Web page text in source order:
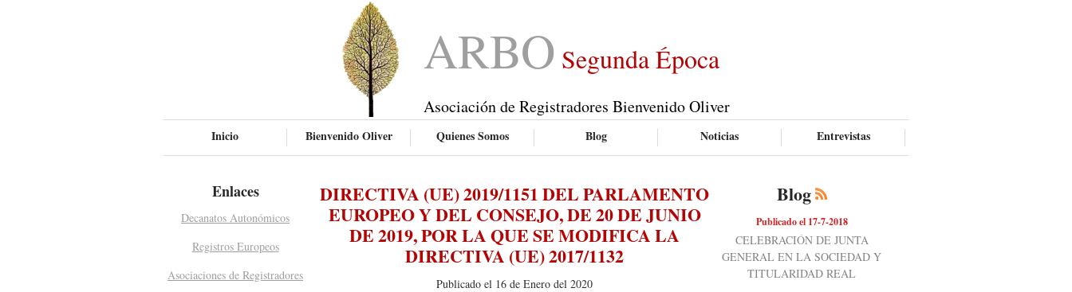
ARBO Segunda Época
Asociación de Registradores Bienvenido Oliver
Inicio Bienvenido Oliver Quienes Somos Blog Noticias Entrevistas
Enlaces
Decanatos Autonómicos
Registros Europeos
Asociaciones de Registradores
DIRECTIVA (UE) 2019/1151 DEL PARLAMENTO
EUROPEO Y DEL CONSEJO, DE 20 DE JUNIO
DE 2019, POR LA QUE SE MODIFICA LA
DIRECTIVA (UE) 2017/1132
Publicado el 16 de Enero del 2020
Blog
Publicado el 17-7-2018
CELEBRACIÓN DE JUNTA
GENERAL EN LA SOCIEDAD Y
TITULARIDAD REAL